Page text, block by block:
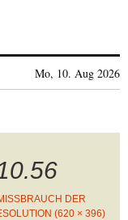
Mo, 10. Aug 2026
DER
(620 × 396)